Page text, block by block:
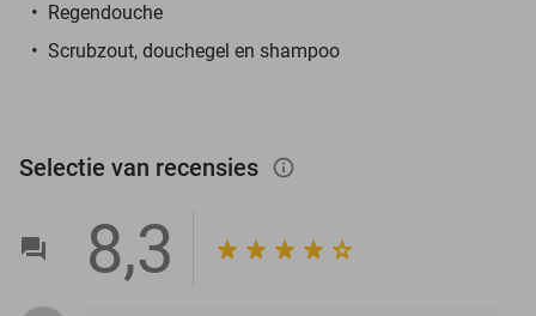
Regendouche
Scrubzout, douchegel en shampoo
Selectie van recensies info_outlined
8,3